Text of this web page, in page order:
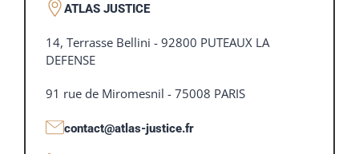
ATLAS JUSTICE
14, Terrasse Bellini - 92800 PUTEAUX LA
DEFENSE
91 rue de Miromesnil - 75008 PARIS
contact@atlas-justice.fr